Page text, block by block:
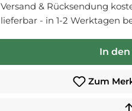
Versand & Rücksendung
lieferbar - in 1-2 Werktagen
In
Zum